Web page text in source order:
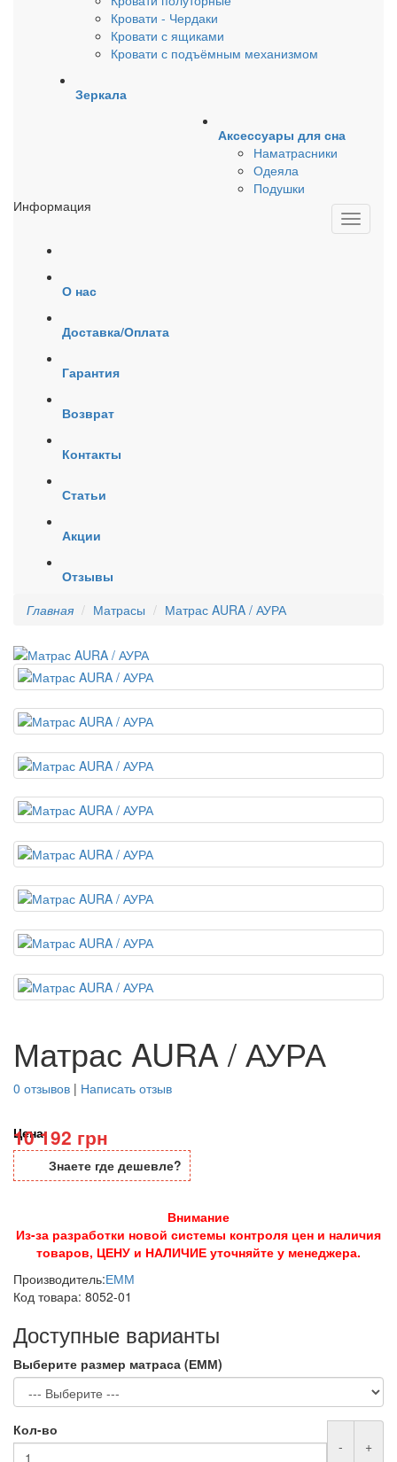
Кровати - Чердаки
Кровати с ящиками
Кровати с подъёмным механизмом
Зеркала
Аксессуары для сна
Наматрасники
Одеяла
Подушки
Информация
О нас
Доставка/Оплата
Гарантия
Возврат
Контакты
Статьи
Акции
Отзывы
Главная
Матрасы Матрас AURA / АУРА
Матрас AURA / АУРА
0 отзывов | Написать отзыв
Цена:
10 192 грн
Знаете где дешевле?
Внимание
Из-за разработки новой системы контроля цен и наличия
товаров, ЦЕНУ и НАЛИЧИЕ уточняйте у менеджера.
Производитель:ЕММ
Код товара: 8052-01
Доступные варианты
Выберите размер матраса (ЕММ)
Кол-во
-
+